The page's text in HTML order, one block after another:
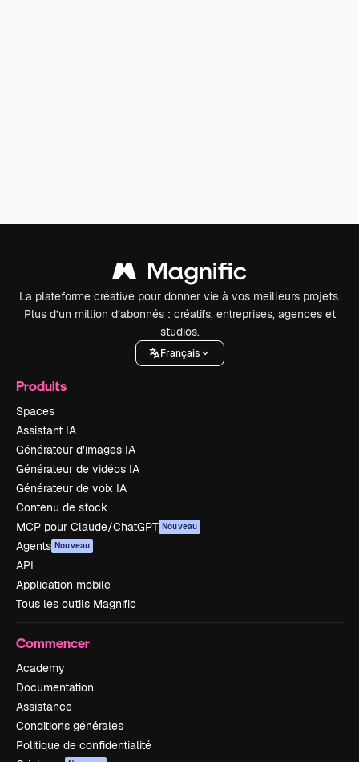
La plateforme créative pour donner vie à vos meilleurs projets.
Plus d’un million d’abonnés : créatifs, entreprises, agences et
studios.
Français
Produits
Spaces
Assistant IA
Générateur d’images IA
Générateur de vidéos IA
Générateur de voix IA
Contenu de stock
MCP pour Claude/ChatGPT Nouveau
Agents Nouveau
API
Application mobile
Tous les outils Magnific
Commencer
Academy
Documentation
Assistance
Conditions générales
Politique de confidentialité